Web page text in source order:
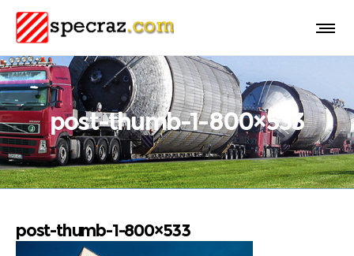
post-thumb-1-800×533
post-thumb-1-800×533